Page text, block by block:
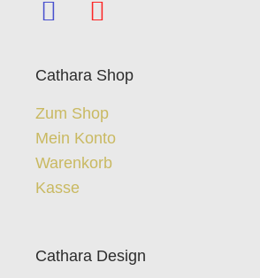
Cathara Shop
Zum Shop
Mein Konto
Warenkorb
Kasse
Cathara Design